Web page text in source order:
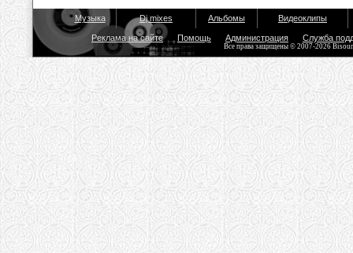
Музыка Dj mixes Альбомы Видеоклипы
Реклама на сайте Помощь Администрация Служба
Все права защищены © 2007-2026